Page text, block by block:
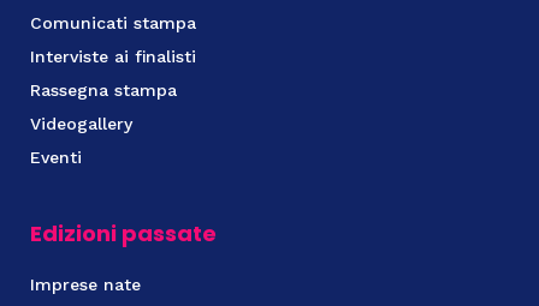
Comunicati stampa
Interviste ai finalisti
Rassegna stampa
Videogallery
Eventi
Edizioni passate
Imprese nate